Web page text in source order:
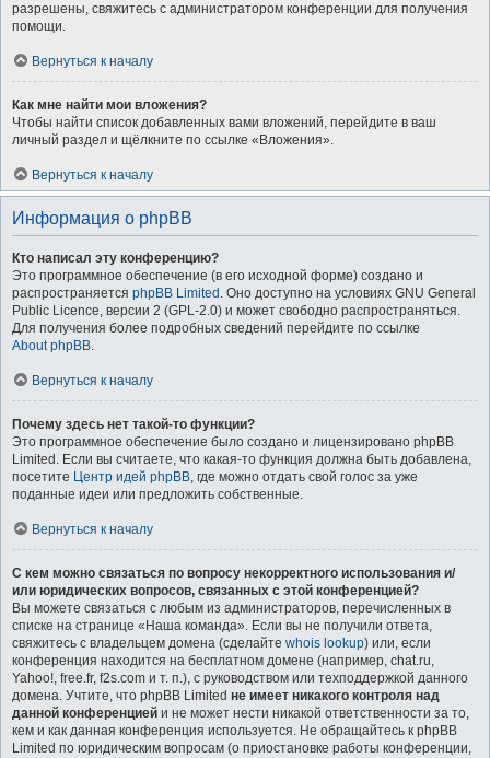
разрешены, свяжитесь с администратором конференции для получения
помощи.
Вернуться к началу
Как мне найти мои вложения?
Чтобы найти список добавленных вами вложений, перейдите в ваш
личный раздел и щёлкните по ссылке «Вложения».
Вернуться к началу
Информация о phpBB
Кто написал эту конференцию?
Это программное обеспечение (в его исходной форме) создано и
распространяется phpBB Limited . Оно доступно на условиях GNU General
Public Licence, версии 2 (GPL-2.0) и может свободно распространяться.
Для получения более подробных сведений перейдите по ссылке
About phpBB.
Вернуться к началу
Почему здесь нет такой-то функции?
Это программное обеспечение было создано и лицензировано phpBB
Limited. Если вы считаете, что какая-то функция должна быть добавлена,
посетите Центр идей phpBB, где можно отдать свой голос за уже
поданные идеи или предложить собственные.
Вернуться к началу
С кем можно связаться по вопросу некорректного использования и/
или юридических вопросов, связанных с этой конференцией?
Вы можете связаться с любым из администраторов, перечисленных в
списке на странице «Наша команда». Если вы не получили ответа,
свяжитесь с владельцем домена (сделайте whois lookup) или, если
конференция находится на бесплатном домене (например, chat.ru,
Yahoo!, free.fr, f2s.com и т. п.), с руководством или техподдержкой данного
домена. Учтите, что phpBB Limited не имеет никакого контроля над
данной конференцией и не может нести никакой ответственности за то,
кем и как данная конференция используется. Не обращайтесь к phpBB
Limited по юридическим вопросам (о приостановке работы конференции,